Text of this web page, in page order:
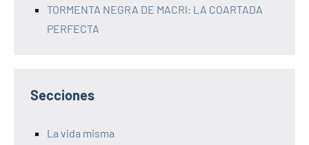
TORMENTA NEGRA DE MACRI: LA COARTADA
PERFECTA
Secciones
La vida misma